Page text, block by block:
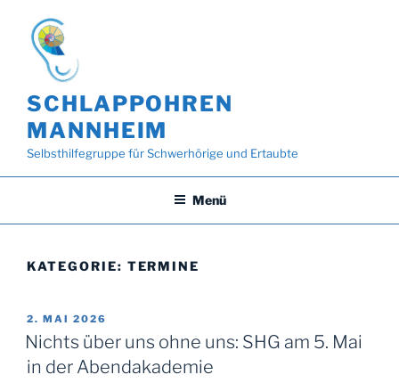
Inhalt
springen
SCHLAPPOHREN
MANNHEIM
Selbsthilfegruppe für Schwerhörige und Ertaubte
Menü
KATEGORIE: TERMINE
VERÖFFENTLICHT
AM
2. MAI 2026
Nichts über uns ohne uns: SHG am 5. Mai
in der Abendakademie